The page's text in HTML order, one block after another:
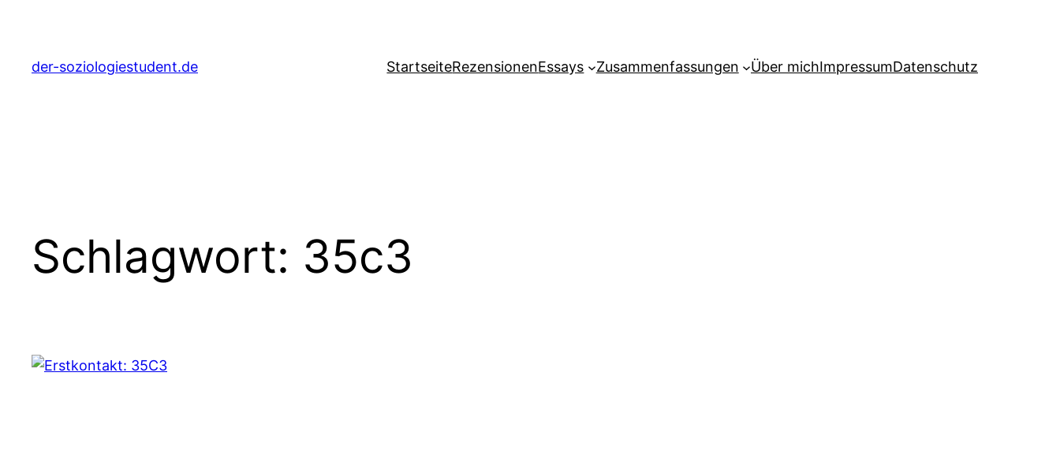
springen
der-soziologiestudent.de StartseiteRezensionenEssays Zusammenfassungen Über michImpressumDatenschutz
Schlagwort: 35c3